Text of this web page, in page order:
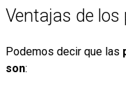
Ventajas de los
Podemos decir que las
son: